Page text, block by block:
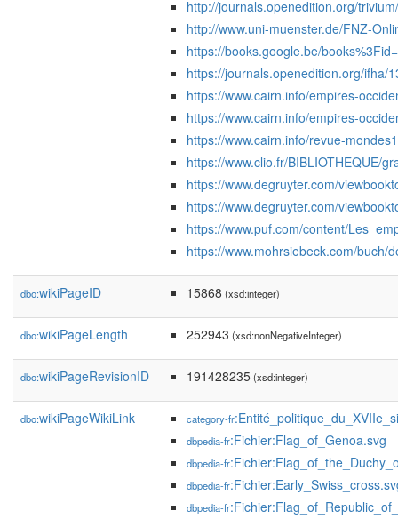
http://journals.openedition.org/
http://www.uni-muenster.de/FNZ-
https://books.google.be/
https://journals.openedition.org/ifha/
https://www.cairn.info/empires-
https://www.cairn.info/empires-
https://www.cairn.info/revue-
https://www.clio.fr/BIBLIOTHEQUE/
https://www.degruyter.com/
https://www.degruyter.com/
https://www.puf.com/content/
https://www.mohrsiebeck.com/buch/
dbo:wikiPageID 15868 (xsd:integer)
dbo:wikiPageLength 252943 (xsd:nonNegativeInteger)
dbo:wikiPageRevisionID 191428235(xsd:integer)
dbo:wikiPageWikiLink category-fr
dbpedia-fr:Fichier:Flag_of_Genoa.svg
dbpedia-fr
dbpedia-fr
dbpedia-fr